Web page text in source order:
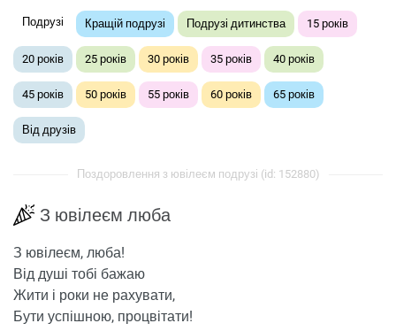
Подрузі Кращій подрузі Подрузі дитинства 15 років
20 років 25 років 30 років 35 років 40 років
45 років 50 років 55 років 60 років 65 років
Від друзів
Поздоровлення з ювілеєм подрузі (id: 152880)
З ювілеєм люба
З ювілеєм, люба!
Від душі тобі бажаю
Жити і роки не рахувати,
Бути успішною, процвітати!